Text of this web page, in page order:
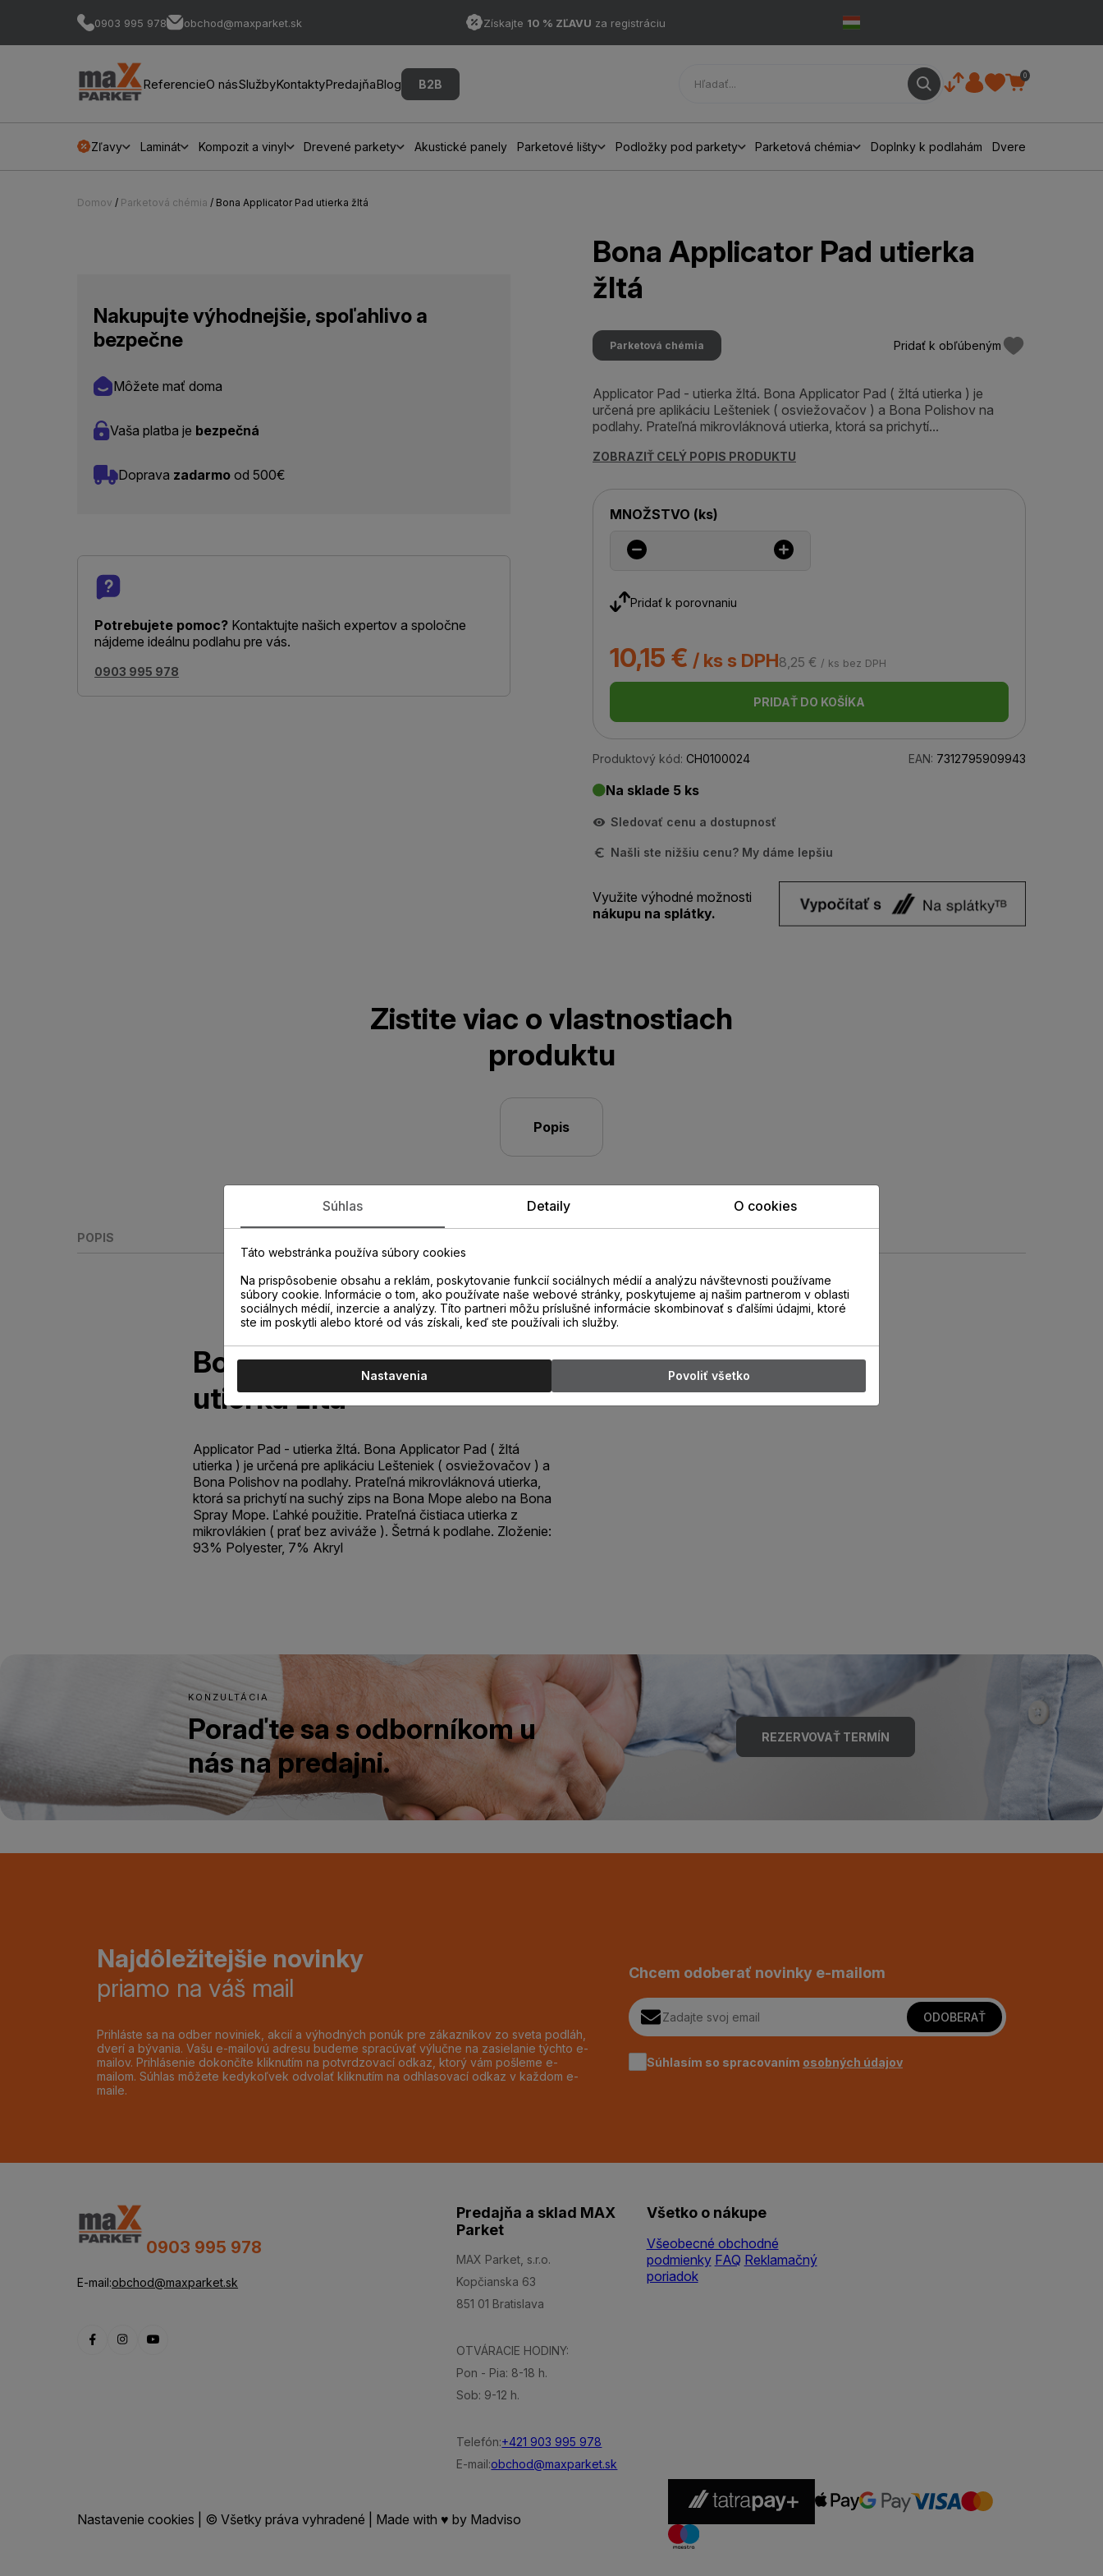
0903 995 978 obchod@maxparket.sk Získajte 10 % ZĽAVU za registráciu
ReferencieO násSlužbyKontaktyPredajňaBlog B2B
0
Zľavy Laminát Kompozit a vinyl Drevené parkety Akustické panely Parketové lišty Podložky pod parkety Parketová chémia Doplnky k podlahám Dvere
Domov / Parketová chémia / Bona Applicator Pad utierka žltá
Nakupujte výhodnejšie, spoľahlivo a
bezpečne
Môžete mať doma
Vaša platba je bezpečná
Doprava zadarmo od 500€
Potrebujete pomoc? Kontaktujte našich expertov a spoločne
nájdeme ideálnu podlahu pre vás.
0903 995 978
Bona Applicator Pad utierka
žltá
Parketová chémia Pridať k obľúbeným
Applicator Pad - utierka žltá. Bona Applicator Pad ( žltá utierka ) je
určená pre aplikáciu Lešteniek ( osviežovačov ) a Bona Polishov na
podlahy. Prateľná mikrovláknová utierka, ktorá sa prichytí...
ZOBRAZIŤ CELÝ POPIS PRODUKTU
MNOŽSTVO (ks)
Pridať k porovnaniu
10,15 € / ks s DPH8,25 € / ks bez DPH
PRIDAŤ DO KOŠÍKA
Produktový kód: CH0100024 EAN: 7312795909943
Na sklade 5 ks
Sledovať cenu a dostupnosť
Našli ste nižšiu cenu? My dáme lepšiu
Využite výhodné možnosti
nákupu na splátky.
Zistite viac o vlastnostiach
produktu
Popis
POPIS
Bona Applicator Pad
utierka žltá
Applicator Pad - utierka žltá. Bona Applicator Pad ( žltá
utierka ) je určená pre aplikáciu Lešteniek ( osviežovačov ) a
Bona Polishov na podlahy. Prateľná mikrovláknová utierka,
ktorá sa prichytí na suchý zips na Bona Mope alebo na Bona
Spray Mope. Ľahké použitie. Prateľná čistiaca utierka z
mikrovlákien ( prať bez aviváže ). Šetrná k podlahe. Zloženie:
93% Polyester, 7% Akryl
KONZULTÁCIA
Poraďte sa s odborníkom u
nás na predajni.
REZERVOVAŤ TERMÍN
Najdôležitejšie novinky
priamo na váš mail
Prihláste sa na odber noviniek, akcií a výhodných ponúk pre zákazníkov zo sveta podláh,
dverí a bývania. Vašu e-mailovú adresu budeme spracúvať výlučne na zasielanie týchto e-
mailov. Prihlásenie dokončíte kliknutím na potvrdzovací odkaz, ktorý vám pošleme e-
mailom. Súhlas môžete kedykoľvek odvolať kliknutím na odhlasovací odkaz v každom e-
maile.
Chcem odoberať novinky e-mailom
ODOBERAŤ
Súhlasím so spracovaním osobných údajov
0903 995 978
E-mail:obchod@maxparket.sk
Predajňa a sklad MAX
Parket
MAX Parket, s.r.o.
Kopčianska 63
851 01 Bratislava
OTVÁRACIE HODINY:
Pon - Pia: 8-18 h.
Sob: 9-12 h.
Telefón:+421 903 995 978
E-mail:obchod@maxparket.sk
Všetko o nákupe
Všeobecné obchodné
podmienky FAQ Reklamačný
poriadok
Nastavenie cookies | © Všetky práva vyhradené | Made with ♥ by Madviso
Súhlas Detaily O cookies
Táto webstránka používa súbory cookies
Na prispôsobenie obsahu a reklám, poskytovanie funkcií sociálnych médií a analýzu návštevnosti používame
súbory cookie. Informácie o tom, ako používate naše webové stránky, poskytujeme aj našim partnerom v oblasti
sociálnych médií, inzercie a analýzy. Títo partneri môžu príslušné informácie skombinovať s ďalšími údajmi, ktoré
ste im poskytli alebo ktoré od vás získali, keď ste používali ich služby.
Nastavenia Povoliť všetko